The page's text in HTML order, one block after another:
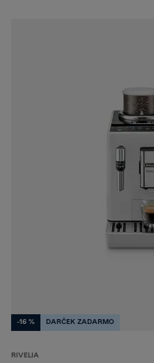
-16 % DARČEK ZADARMO
RIVELIA